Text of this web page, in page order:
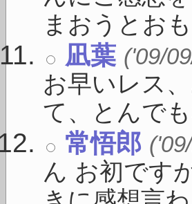
まおうとお
凪葉 ('09/
お早いレス
て、とんで
常悟郎
ん お初です